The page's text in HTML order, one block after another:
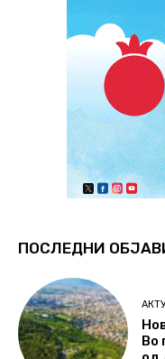
ПОСЛЕДНИ
Во